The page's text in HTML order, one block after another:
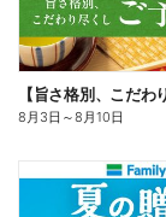
8月3日 ～8月10日